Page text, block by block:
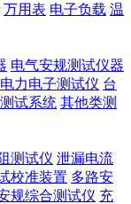
万用表 电子负载 温
电气安规测试仪器
电力电子测试仪 台
试系统 其他类测
测试仪 泄漏电流
校准装置 多路安
规综合测试仪 充